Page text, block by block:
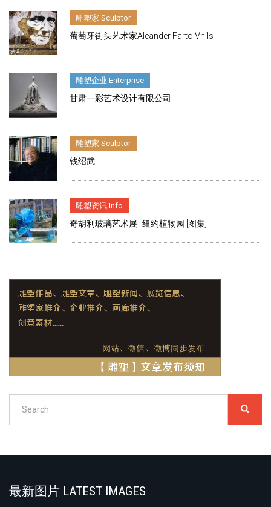
雕塑家 Sculptor
葡萄牙街头艺术家Aleander Farto Vhils
雕塑企业 Enterprise
甘肃一彩艺术设计有限公司
雕塑家 Sculptor
钱绍武
雕塑资讯 Info
奇胡利玻璃艺术展--纽约植物园 [图集]
最新图片 LATEST IMAGES